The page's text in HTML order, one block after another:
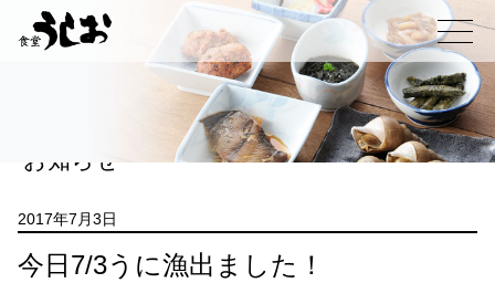
メニュー
お知らせ
2017年7月3日
今日7/3うに漁出ました！